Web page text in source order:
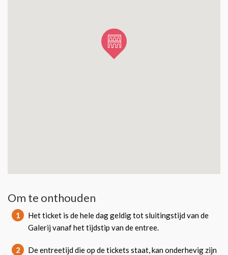
Om te onthouden
1
Het ticket is de hele dag geldig tot sluitingstijd van de
Galerij vanaf het tijdstip van de entree.
2
De entreetijd die op de tickets staat, kan onderhevig zijn